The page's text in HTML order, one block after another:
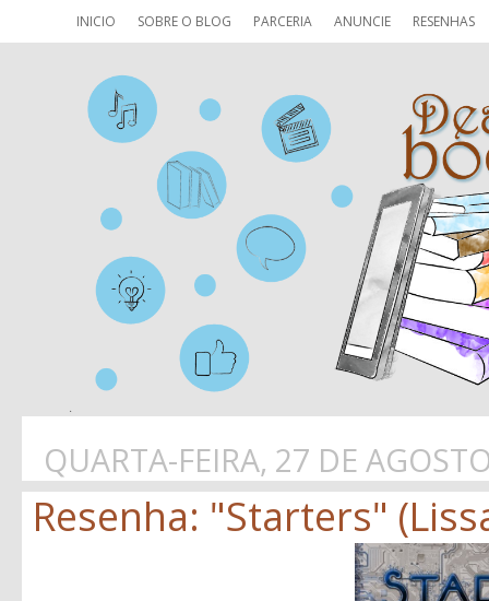
INICIO SOBRE O BLOG PARCERIA ANUNCIE RESENHAS
QUARTA-FEIRA, 27 DE
Resenha: "Starters"